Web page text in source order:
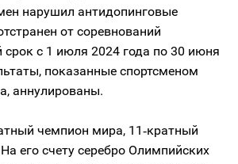
нарушил антидопинговые
от соревнований
срок с 1 июля 2024 года по 30 июня
показанные спортсменом
аннулированы.
чемпион мира, 11‑кратный
его счету серебро Олимпийских